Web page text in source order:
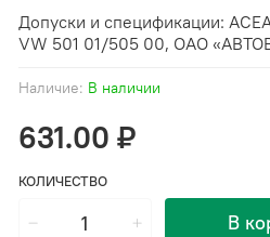
Наличие: В наличии
631.00 ₽
КОЛИЧЕСТВО
В
Допуски и спецификации:
VW 501 01/505 00, OAO